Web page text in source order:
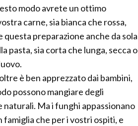
modo avrete un ottimo
carne, sia bianca che rossa,
questa preparazione anche da sola
pasta, sia corta che lunga, secca o
è ben apprezzato dai bambini,
possono mangiare degli
naturali. Ma i funghi appassionano
che per i vostri ospiti, e